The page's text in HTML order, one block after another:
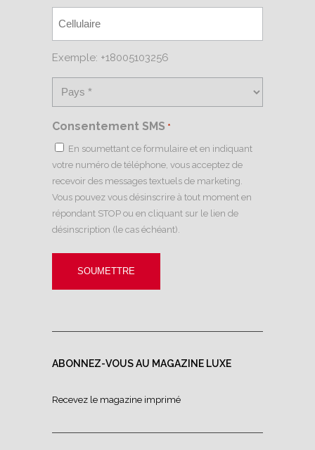
Exemple: +18005103256
Consentement SMS *
En soumettant ce formulaire et en indiquant
votre numéro de téléphone, vous acceptez de
recevoir des messages textuels de marketing.
Vous pouvez vous désinscrire à tout moment en
répondant STOP ou en cliquant sur le lien de
désinscription (le cas échéant).
ABONNEZ-VOUS AU MAGAZINE LUXE
Recevez le magazine imprimé